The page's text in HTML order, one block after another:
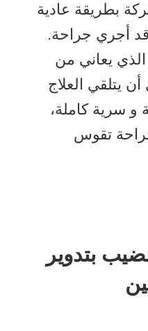
بطريقة عادية
قد أجري جراحة.
يعاني من
يتلقي العلاج
سرية كاملة،
تقوس
بتدوير